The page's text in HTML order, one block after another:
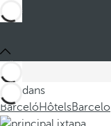
Ces dans
BarcelóHôtelsBarcelo